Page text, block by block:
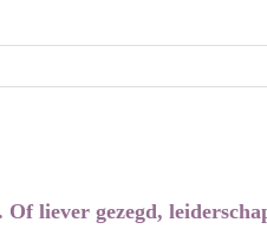
liever gezegd,